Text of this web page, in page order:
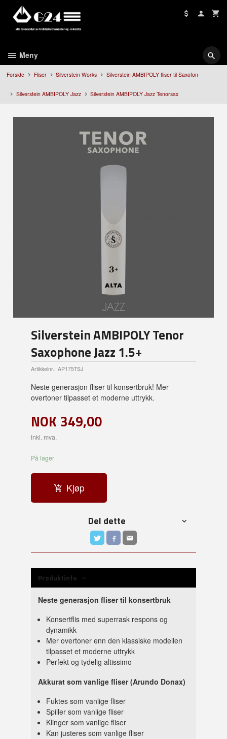
innholdet
Meny
Forside Fliser Silverstein Works Silverstein AMBIPOLY fliser til Saxofon
Silverstein AMBIPOLY Jazz Silverstein AMBIPOLY Jazz Tenorsax
Silverstein AMBIPOLY Tenor
Saxophone Jazz 1.5+
Artikkelnr.: AP175TSJ
Neste generasjon fliser til konsertbruk! Mer
overtoner tilpasset et moderne uttrykk.
NOK 349,00
inkl. mva.
På lager
Kjøp
Del dette
Produktinfo
Neste generasjon fliser til konsertbruk
Konsertflis med superrask respons og
dynamikk
Mer overtoner enn den klassiske modellen
tilpasset et moderne uttrykk
Perfekt og tydelig altissimo
Akkurat som vanlige fliser (Arundo Donax)
Fuktes som vanlige fliser
Spiller som vanlige fliser
Klinger som vanlige fliser
Kan justeres som vanlige fliser